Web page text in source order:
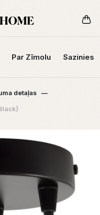
Par Zīmolu Sazinies
detaļas —